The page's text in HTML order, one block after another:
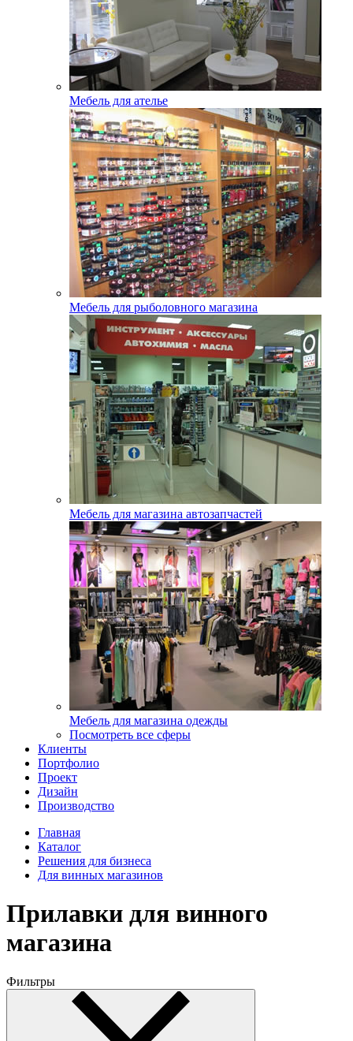
Мебель для ателье
Мебель для рыболовного магазина
Мебель для магазина автозапчастей
Мебель для магазина одежды
Посмотреть все сферы
Клиенты
Портфолио
Проект
Дизайн
Производство
Главная
Каталог
Решения для бизнеса
Для винных магазинов
Прилавки для винного
магазина
Фильтры